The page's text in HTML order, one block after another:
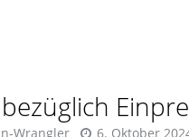
Wrangler 6. Oktober